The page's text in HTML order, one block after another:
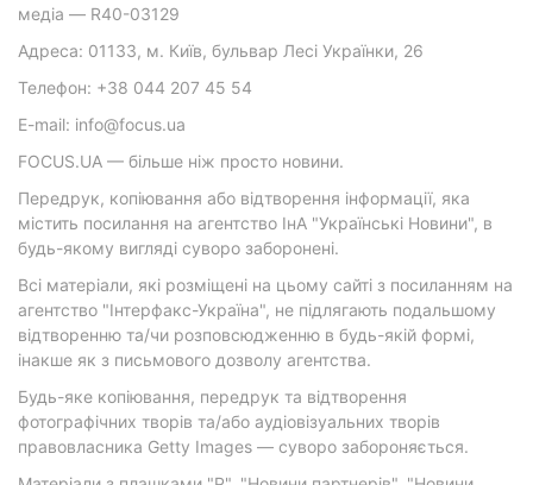
медіа — R40-03129
Адреса: 01133, м. Київ, бульвар Лесі Українки, 26
Телефон: +38 044 207 45 54
E-mail: info@focus.ua
FOCUS.UA — більше ніж просто новини.
Передрук, копіювання або відтворення інформації, яка
містить посилання на агентство ІнА "Українські Новини", в
будь-якому вигляді суворо заборонені.
Всі матеріали, які розміщені на цьому сайті з посиланням на
агентство "Інтерфакс-Україна", не підлягають подальшому
відтворенню та/чи розповсюдженню в будь-якій формі,
інакше як з письмового дозволу агентства.
Будь-яке копіювання, передрук та відтворення
фотографічних творів та/або аудіовізуальних творів
правовласника Getty Images — суворо забороняється.